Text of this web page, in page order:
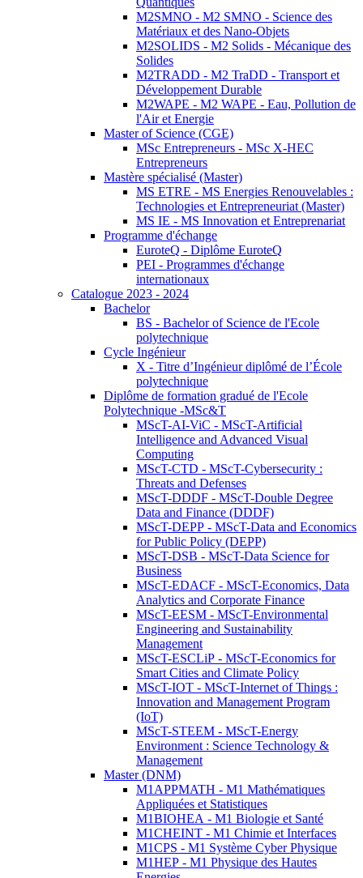
M2SMNO - M2 SMNO - Science des
Matériaux et des Nano-Objets
M2SOLIDS - M2 Solids - Mécanique des
Solides
M2TRADD - M2 TraDD - Transport et
Développement Durable
M2WAPE - M2 WAPE - Eau, Pollution de
l'Air et Energie
Master of Science (CGE)
MSc Entrepreneurs - MSc X-HEC
Entrepreneurs
Mastère spécialisé (Master)
MS ETRE - MS Energies Renouvelables :
Technologies et Entrepreneuriat (Master)
MS IE - MS Innovation et Entreprenariat
Programme d'échange
EuroteQ - Diplôme EuroteQ
PEI - Programmes d'échange
internationaux
Catalogue 2023 - 2024
Bachelor
BS - Bachelor of Science de l'Ecole
polytechnique
Cycle Ingénieur
X - Titre d’Ingénieur diplômé de l’École
polytechnique
Diplôme de formation gradué de l'Ecole
Polytechnique -MSc&T
MScT-AI-ViC - MScT-Artificial
Intelligence and Advanced Visual
Computing
MScT-CTD - MScT-Cybersecurity :
Threats and Defenses
MScT-DDDF - MScT-Double Degree
Data and Finance (DDDF)
MScT-DEPP - MScT-Data and Economics
for Public Policy (DEPP)
MScT-DSB - MScT-Data Science for
Business
MScT-EDACF - MScT-Economics, Data
Analytics and Corporate Finance
MScT-EESM - MScT-Environmental
Engineering and Sustainability
Management
MScT-ESCLiP - MScT-Economics for
Smart Cities and Climate Policy
MScT-IOT - MScT-Internet of Things :
Innovation and Management Program
(IoT)
MScT-STEEM - MScT-Energy
Environment : Science Technology &
Management
Master (DNM)
M1APPMATH - M1 Mathématiques
Appliquées et Statistiques
M1BIOHEA - M1 Biologie et Santé
M1CHEINT - M1 Chimie et Interfaces
M1CPS - M1 Système Cyber Physique
M1HEP - M1 Physique des Hautes